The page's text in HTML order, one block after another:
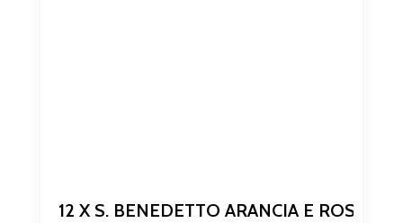
12 X S. BENEDETTO ARANCIA E ROSSA